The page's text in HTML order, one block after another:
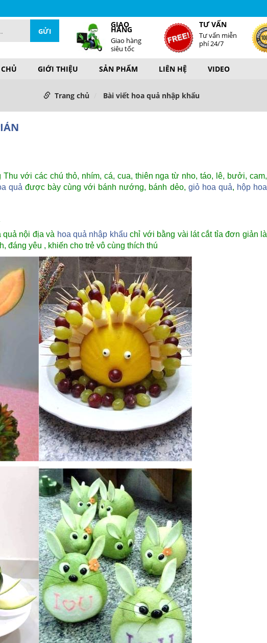
GIAO
HÀNG
Giao hàng
siêu tốc
TƯ VẤN
Tư vấn miễn
phí 24/7
GIỚI THIỆU SẢN PHẨM LIÊN HỆ VIDEO
Trang chủ Bài viết hoa quả nhập khẩu
Thu với các chú thỏ, nhím, cá, cua, thiên nga từ nho, táo, lê, bưởi, cam,
quả được bày cùng với bánh nướng, bánh dẻo, giỏ hoa quả, hộp hoa
quả nội địa và hoa quả nhập khẩu chỉ với bằng vài lát cắt tỉa đơn giản là
đáng yêu , khiến cho trẻ vô cùng thích thú